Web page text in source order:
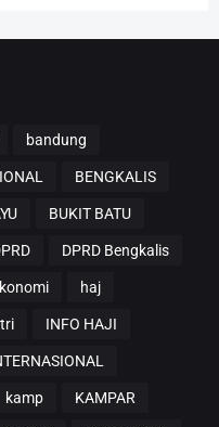
bandung
BENGKALIS
BUKIT BATU
DPRD Bengkalis
haj
INFO HAJI
kamp KAMPAR